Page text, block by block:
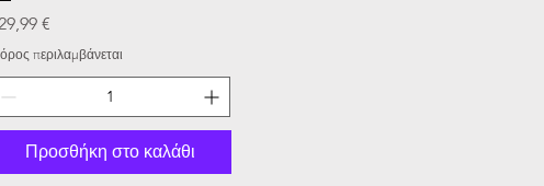
€
περιλαμβάνεται
Προσθήκη στο καλάθι